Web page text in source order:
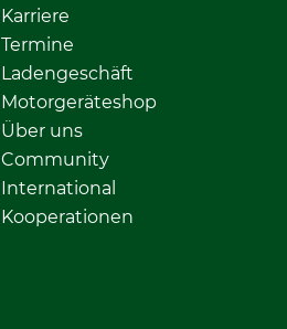
Karriere
Termine
Ladengeschäft
Motorgeräteshop
Über uns
Community
International
Kooperationen